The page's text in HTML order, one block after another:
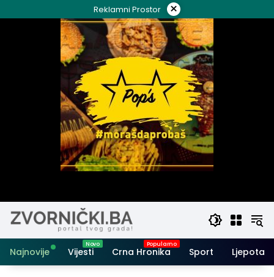
to
Reklamni Prostor ×
Najnovije Vijesti Crna Hronika Sport Ljepota i